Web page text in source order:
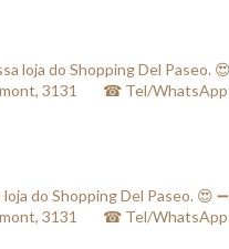
do Shopping Del Paseo.
3131⠀⠀ ☎ Tel/WhatsApp: